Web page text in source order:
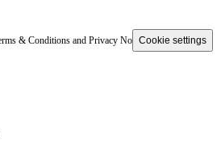
& Conditions and Privacy NoticeCookie settings